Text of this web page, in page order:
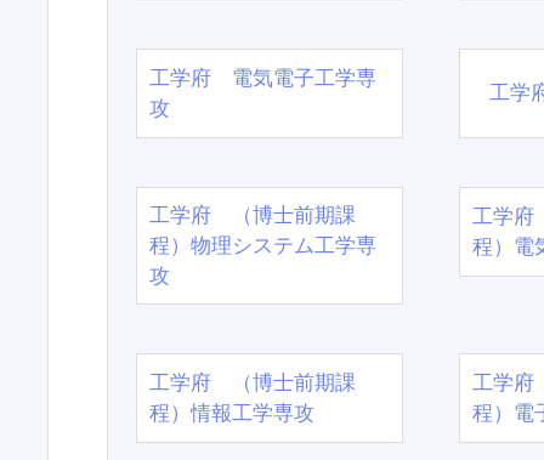
工学府 電気電子工学専
攻
工学
工学府 （博士前期課
程）物理システム工学専
攻
工学
程）電
工学府 （博士前期課
程）情報工学専攻
工学
程）電